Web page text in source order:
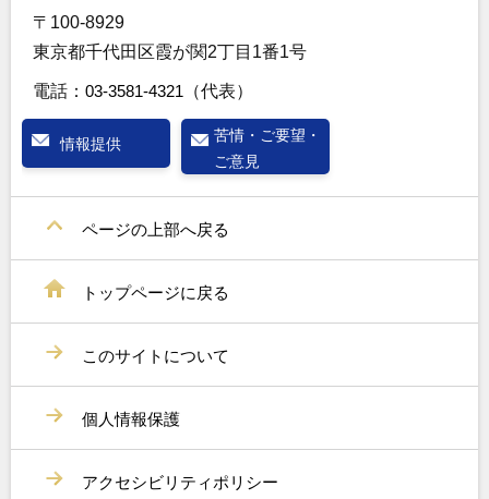
〒100-8929
東京都千代田区霞が関2丁目1番1号
電話： 03-3581-4321 （代表）
情報提供
苦情・ご要望・
ご意見
ページの上部へ戻る
トップページに戻る
このサイトについて
個人情報保護
アクセシビリティポリシー